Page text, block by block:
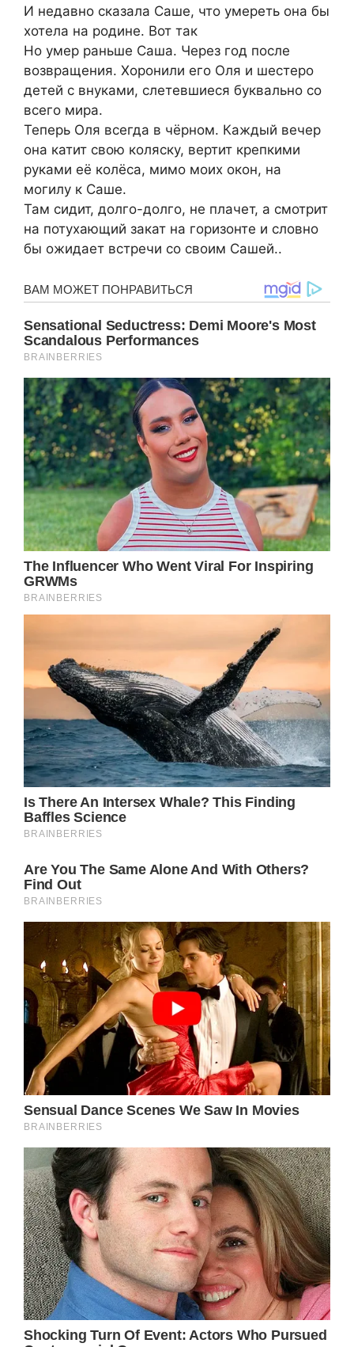
И недавно сказала Саше, что умереть она бы
хотела на родине. Вот так
Но умер раньше Саша. Через год после
возвращения. Хоронили его Оля и шестеро
детей с внуками, слетевшиеся буквально со
всего мира.
Теперь Оля всегда в чёрном. Каждый вечер
она катит свою коляску, вертит крепкими
руками её колёса, мимо моих окон, на
могилу к Саше.
Там сидит, долго-долго, не плачет, а смотрит
на потухающий закат на горизонте и словно
бы ожидает встречи со своим Сашей..